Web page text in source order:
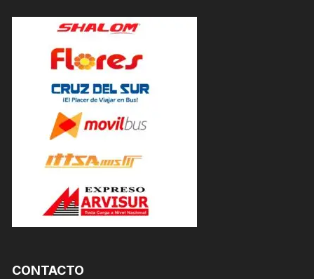
CONTACTO